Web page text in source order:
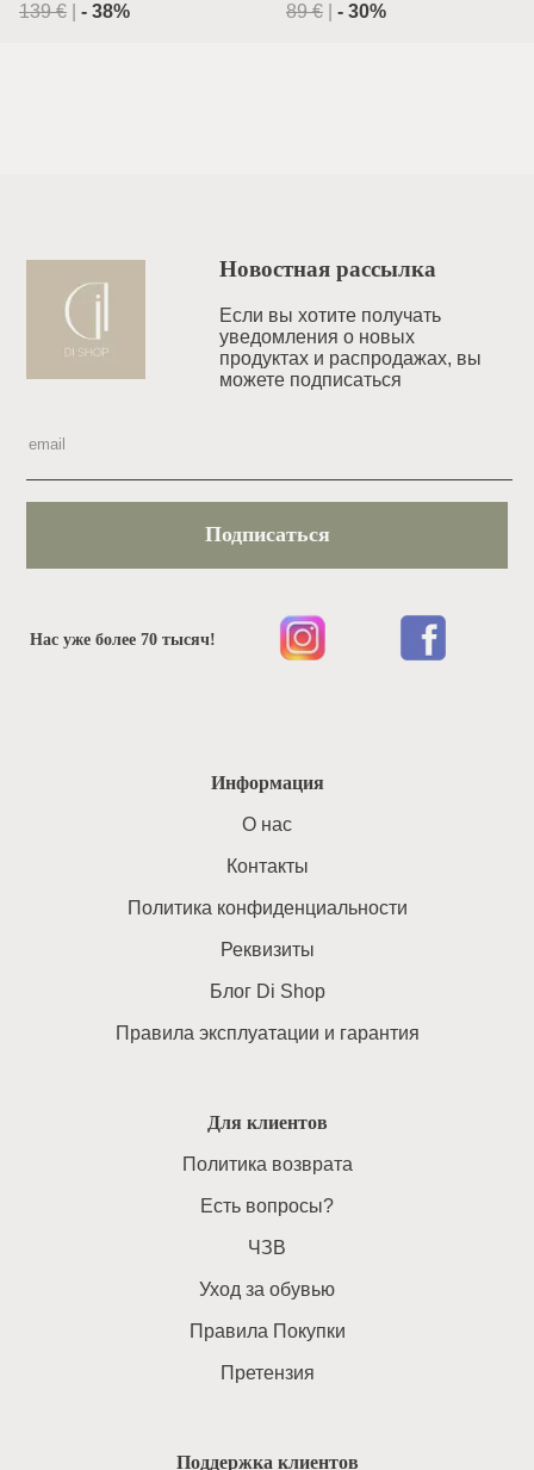
139€ - 38% 89€ - 30%
Информация
O нас
Контакты
Политика конфиденциальности
Реквизиты
Блог Di Shop
Правила эксплуатации и гарантия
Для клиентов
Политика возврата
Есть вопросы?
ЧЗВ
Уход за обувью
Правила Покупки
Претензия
Поддержка клиентов
Новостная рассылка
Если вы хотите получать
уведомления o новых
продуктах и распродажах, вы
можете подписаться
Подписаться
Нас уже более 70 тысяч!